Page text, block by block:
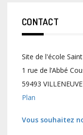
CONTACT
Site de l'école
1 rue de l’Abbé
59493
Plan
Vous souhaitez